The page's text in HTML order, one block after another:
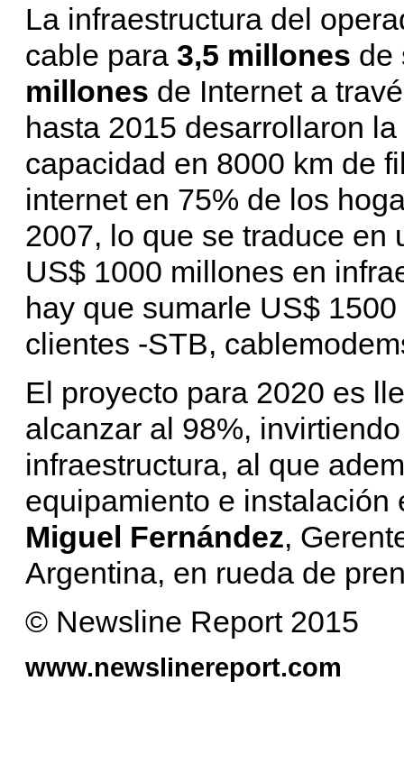
La infraestructura del
cable para 3,5 millones de
millones de Internet a
hasta 2015 desarrollaron
capacidad en 8000 km de
internet en 75% de los
2007, lo que se traduce en
US$ 1000 millones en
hay que sumarle US$
clientes -STB,
El proyecto para 2020 es
alcanzar al 98%,
infraestructura, al que
equipamiento e
Miguel Fernández,
Argentina, en rueda de
© Newsline Report 2015
www.newslinereport.com